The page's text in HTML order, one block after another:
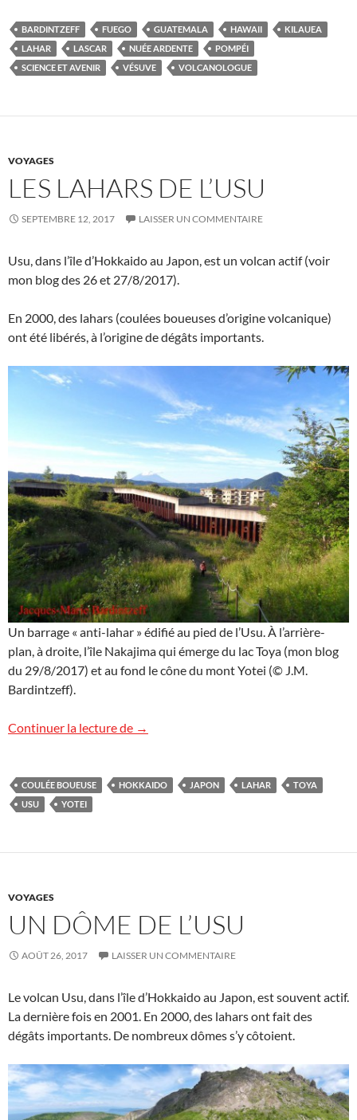
BARDINTZEFF FUEGO GUATEMALA HAWAII
KILAUEA
LAHAR
LASCAR NUÉE ARDENTE
POMPÉI
SCIENCE ET AVENIR
VÉSUVE VOLCANOLOGUE
VOYAGES
LES LAHARS DE L’USU
SEPTEMBRE 12, 2017 LAISSER UN COMMENTAIRE
Usu, dans l’île d’Hokkaido au Japon, est un volcan actif (voir
mon blog des 26 et 27/8/2017).
En 2000, des lahars (coulées boueuses d’origine volcanique)
ont été libérés, à l’origine de dégâts importants.
Un barrage « anti-lahar » édifié au pied de l’Usu. À l’arrière-
plan, à droite, l’île Nakajima qui émerge du lac Toya (mon blog
du 29/8/2017) et au fond le cône du mont Yotei (© J.M.
Bardintzeff).
Continuer la lecture de Les lahars de l’Usu
→
COULÉE BOUEUSE HOKKAIDO JAPON LAHAR
TOYA
USU
YOTEI
VOYAGES
UN DÔME DE L’USU
AOÛT 26, 2017 LAISSER UN COMMENTAIRE
Le volcan Usu, dans l’île d’Hokkaido au Japon, est souvent actif.
La dernière fois en 2001. En 2000, des lahars ont fait des
dégâts importants. De nombreux dômes s’y côtoient.